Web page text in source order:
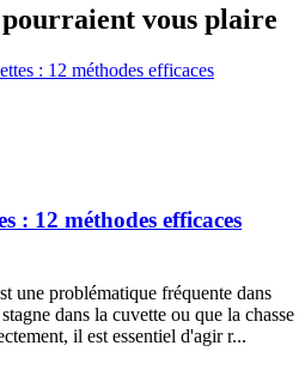
vous plaire
: 12 méthodes efficaces
une problématique fréquente dans
dans la cuvette ou que la chasse
il est essentiel d'agir r...